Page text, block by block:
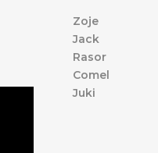
Zoje
Jack
Rasor
Comel
Juki